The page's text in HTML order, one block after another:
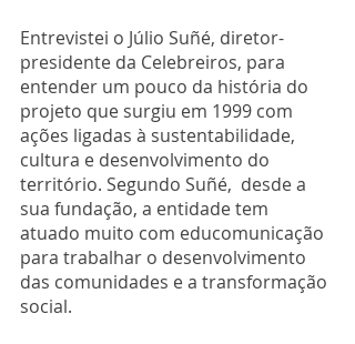
Entrevistei o Júlio Suñé, diretor-
presidente da Celebreiros, para
entender um pouco da história do
projeto que surgiu em 1999 com
ações ligadas à sustentabilidade,
cultura e desenvolvimento do
território. Segundo Suñé,  desde a
sua fundação, a entidade tem
atuado muito com educomunicação
para trabalhar o desenvolvimento
das comunidades e a transformação
social.